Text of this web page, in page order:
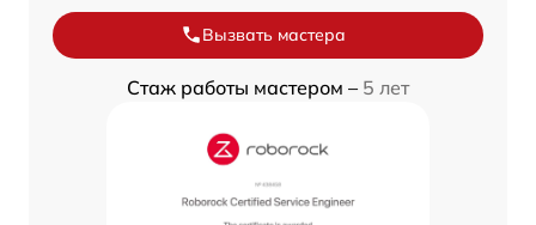
Вызвать мастера
Стаж работы мастером – 5 лет